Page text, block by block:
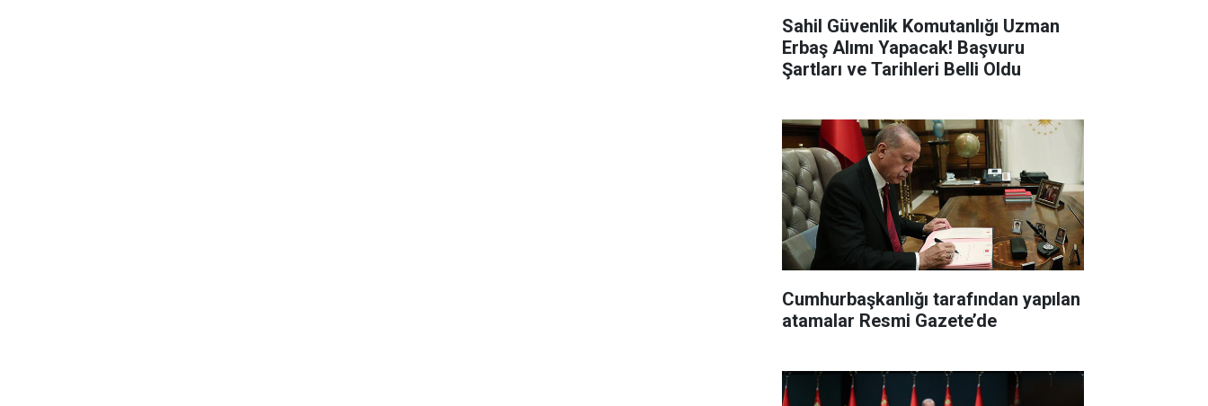
Sahil Güvenlik Komutanlığı Uzman
Erbaş Alımı Yapacak! Başvuru
Şartları ve Tarihleri Belli Oldu
Cumhurbaşkanlığı tarafından yapılan
atamalar Resmi Gazete’de